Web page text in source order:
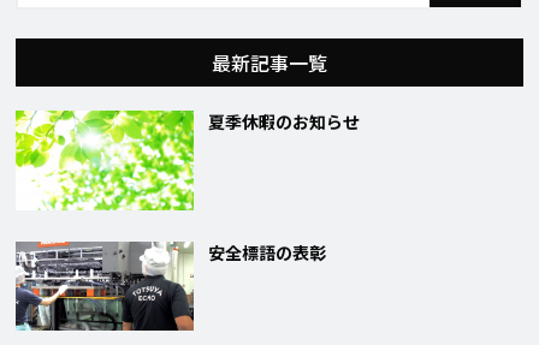
最新記事一覧
夏季休暇のお知らせ
安全標語の表彰